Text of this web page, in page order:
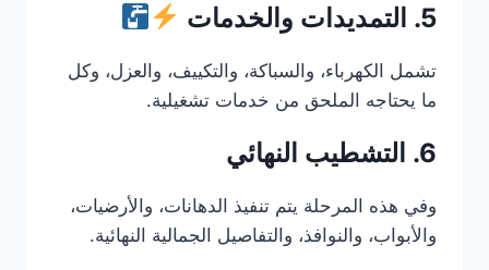
5. التمديدات والخدمات
تشمل الكهرباء، والسباكة، والتكييف، والعزل، وكل
ما يحتاجه الملحق من خدمات تشغيلية.
6. التشطيب النهائي
وفي هذه المرحلة يتم تنفيذ الدهانات، والأرضيات،
والأبواب، والنوافذ، والتفاصيل الجمالية النهائية.